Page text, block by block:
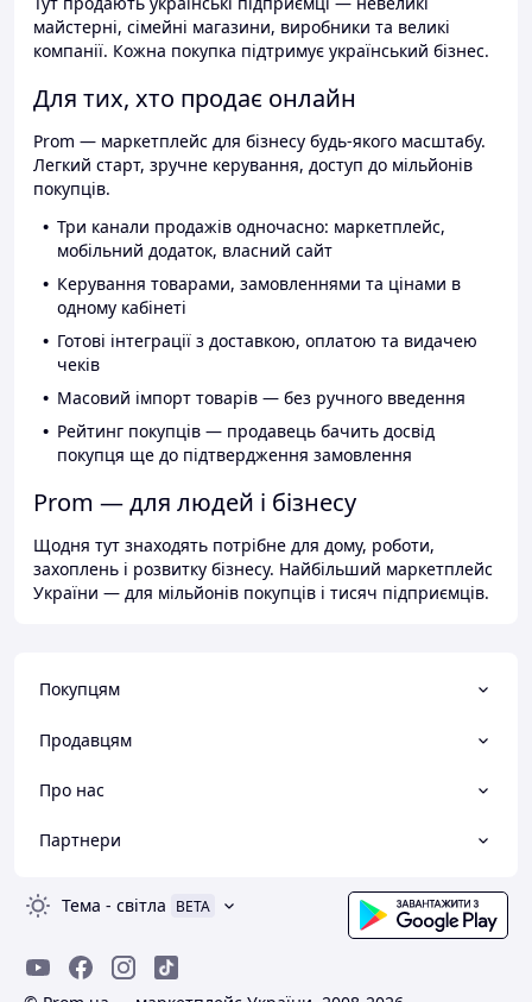
майстерні, сімейні магазини, виробники та великі
компанії. Кожна покупка підтримує український бізнес.
Для тих, хто продає онлайн
Prom — маркетплейс для бізнесу будь-якого масштабу.
Легкий старт, зручне керування, доступ до мільйонів
покупців.
Три канали продажів одночасно: маркетплейс,
мобільний додаток, власний сайт
Керування товарами, замовленнями та цінами в
одному кабінеті
Готові інтеграції з доставкою, оплатою та видачею
чеків
Масовий імпорт товарів — без ручного введення
Рейтинг покупців — продавець бачить досвід
покупця ще до підтвердження замовлення
Prom — для людей і бізнесу
Щодня тут знаходять потрібне для дому, роботи,
захоплень і розвитку бізнесу. Найбільший маркетплейс
України — для мільйонів покупців і тисяч підприємців.
Покупцям
Продавцям
Про нас
Партнери
Тема - світла BETA